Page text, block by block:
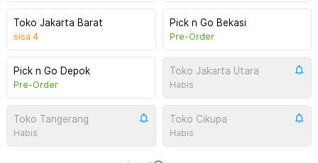
Toko Jakarta Barat
sisa 4
Pick n Go Bekasi
Pre-Order
Pick n Go Depok
Pre-Order
Toko Jakarta Utara
Habis
Toko Tangerang
Habis
Toko Cikupa
Habis